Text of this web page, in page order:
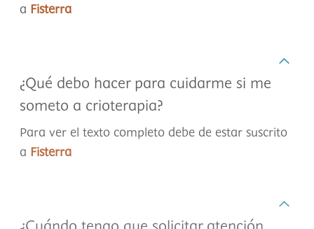
a Fisterra
¿Qué debo hacer para cuidarme si me
someto a crioterapia?
Para ver el texto completo debe de estar suscrito
a Fisterra